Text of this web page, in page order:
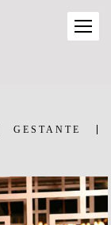
GESTANTE